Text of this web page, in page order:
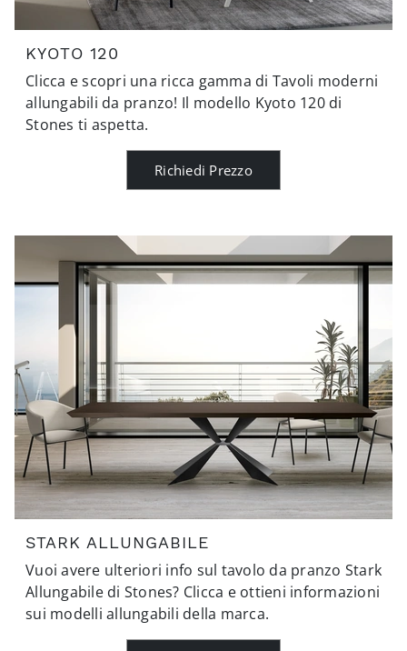
KYOTO 120
Clicca e scopri una ricca gamma di Tavoli moderni
allungabili da pranzo! Il modello Kyoto 120 di
Stones ti aspetta.
Richiedi Prezzo
STARK ALLUNGABILE
Vuoi avere ulteriori info sul tavolo da pranzo Stark
Allungabile di Stones? Clicca e ottieni informazioni
sui modelli allungabili della marca.